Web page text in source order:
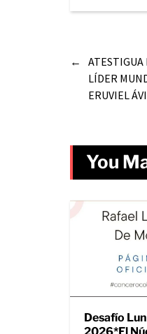
←
ATESTIGUA
LÍDER
ERUVIEL
You
Desafío